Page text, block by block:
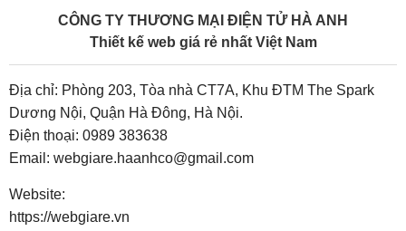
CÔNG TY THƯƠNG MẠI ĐIỆN TỬ HÀ ANH
Thiết kế web giá rẻ nhất Việt Nam
Địa chỉ: Phòng 203, Tòa nhà CT7A, Khu ĐTM The Spark
Dương Nội, Quận Hà Đông, Hà Nội.
Điện thoại: 0989 383638
Email: webgiare.haanhco@gmail.com
Website:
https://webgiare.vn